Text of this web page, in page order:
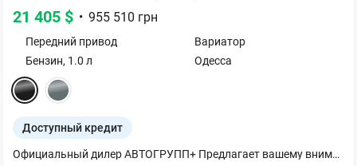
21 405 $ • 955 510 грн
Передний привод
Вариатор
Бензин, 1.0 л Одесса
Доступный кредит
Официальный дилер АВТОГРУПП+ Предлагает вашему вниманию новые автомобили Renault на гарантии с возможностью выбора цвета, комплектации и дополнительных опций. Вы можете заказать индивидуальный видеообзор выбранного автомобиля и бесплатно забронировать его до 2-х дней для принятия решения. Выгодные условия покупки: -Скидка до 75 000 грн вместе с программой Renault Бонус от КредиАгриколь Банка -Кредит под 0,01% годовых на первые 2 года от ПриватБанка Профессиональный подход на каждом этапе — гарантия вашего комфорта и безопасности. Дополнительные услуги: -Доставка автомобиля -Установка дополнительного оборудования -Страхование -Регистрация